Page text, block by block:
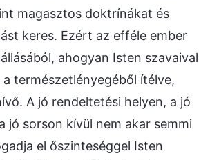
magasztos doktrínákat és
keres. Ezért az efféle ember
ahogyan Isten szavaival
természetlényegéből ítélve,
A jó rendeltetési helyen, a jó
jó sorson kívül nem akar semmi
el őszinteséggel Isten